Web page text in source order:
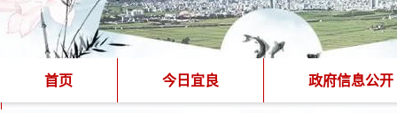
首页 今日宜良 政府信息公开